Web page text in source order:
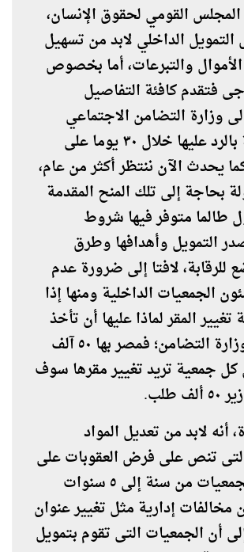
القومي لحقوق الإنسان،
الداخلي لابد من تسهيل
والتبرعات، أما بخصوص
فتقدم كافئة التفاصيل
وزارة التضامن الاجتماعي
وتقوم الوزارة بالرد عليها خلال ٣٠ يوما على
يحدث الآن ننتظر أكثر من عام،
بحاجة إلى تلك المنح المقدمة
طالما متوفر فيها شروط
التمويل وأهدافها وطرق
لافتا إلى ضرورة عدم
الجمعيات الداخلية ومنها إذا
المقر لماذا عليها أن تأخذ
الموافقة من وزارة التضامن؛ فمصر بها ٥٠ آلف
جمعية تريد تغيير مقرها سوف
طلب.
أنه لابد من تعديل المواد
والتى تنص على فرض العقوبات على
المنظمات والجمعيات من سنة إلى ٥ سنوات
إدارية مثل تغيير عنوان
أن الجمعيات التى تقوم بتمويل